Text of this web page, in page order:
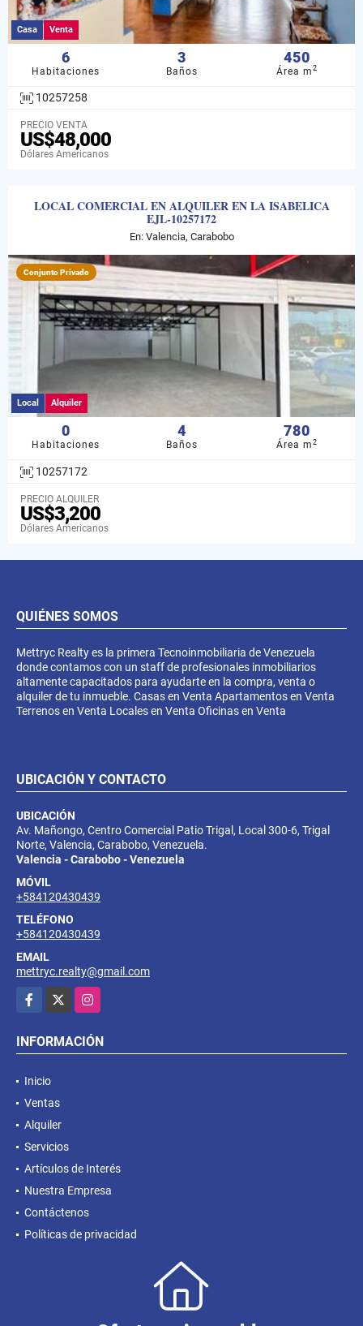
Casa Venta
6
Habitaciones
3
Baños
450
Área m2
10257258
PRECIO VENTA
US$48,000
Dólares Americanos
LOCAL COMERCIAL EN ALQUILER EN LA ISABELICA
EJL-10257172
En: Valencia, Carabobo
Conjunto Privado
Local Alquiler
0
Habitaciones
4
Baños
780
Área m2
10257172
PRECIO ALQUILER
US$3,200
Dólares Americanos
QUIÉNES SOMOS
Mettryc Realty es la primera Tecnoinmobiliaria de Venezuela
donde contamos con un staff de profesionales inmobiliarios
altamente capacitados para ayudarte en la compra, venta o
alquiler de tu inmueble. Casas en Venta Apartamentos en Venta
Terrenos en Venta Locales en Venta Oficinas en Venta
UBICACIÓN Y CONTACTO
UBICACIÓN
Av. Mañongo, Centro Comercial Patio Trigal, Local 300-6, Trigal
Norte, Valencia, Carabobo, Venezuela.
Valencia - Carabobo - Venezuela
MÓVIL
+584120430439
TELÉFONO
+584120430439
EMAIL
mettryc.realty@gmail.com
Facebook
Instagram
INFORMACIÓN
Inicio
Ventas
Alquiler
Servicios
Artículos de Interés
Nuestra Empresa
Contáctenos
Políticas de privacidad